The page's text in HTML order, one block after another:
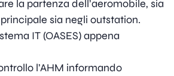
la partenza dell’aeromobile, sia
sia negli outstation.
IT (OASES) appena
l’AHM informando